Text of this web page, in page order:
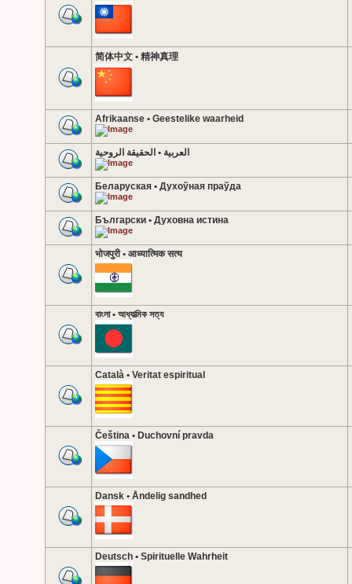
简体中文 • 精神真理
Afrikaanse • Geestelike waarheid
العربية • الحقيقة الروحية
Беларуская • Духоўная праўда
Български • Духовна истина
भोजपुरी • आध्यात्मिक सत्य
বাংলা • আধ্যাত্মিক সত্য
Català • Veritat espiritual
Čeština • Duchovní pravda
Dansk • Åndelig sandhed
Deutsch • Spirituelle Wahrheit